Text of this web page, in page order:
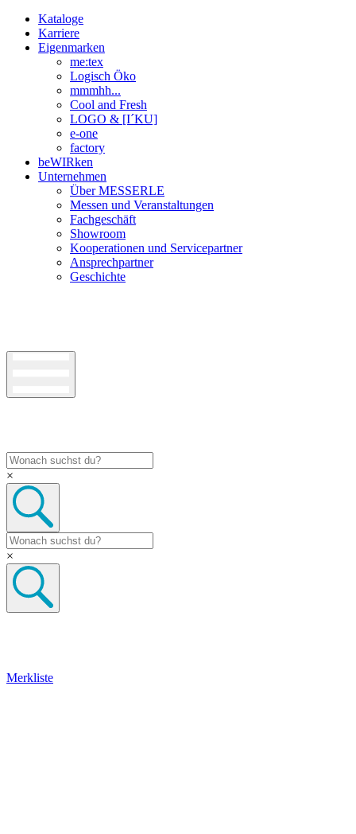
Kataloge
Karriere
Eigenmarken
me:tex
Logisch Öko
mmmhh...
Cool and Fresh
LOGO & [I´KU]
e-one
factory
beWIRken
Unternehmen
Über MESSERLE
Messen und Veranstaltungen
Fachgeschäft
Showroom
Kooperationen und Servicepartner
Ansprechpartner
Geschichte
×
×
Merkliste